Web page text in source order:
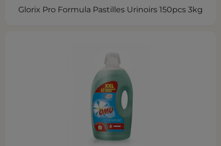
Glorix Pro Formula Pastilles Urinoirs 150pcs 3kg